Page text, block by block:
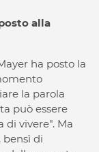
alla
ha posto la
la parola
può essere
di vivere". Ma
bensì di